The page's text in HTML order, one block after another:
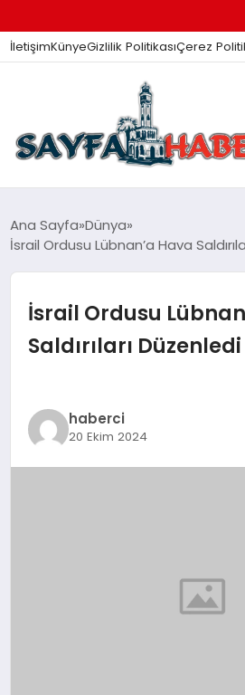
İletişimKünyeGizlilik PolitikasıÇerez
ANA SAYFA
İZMIR HABERLERI
EĞITIM
Ana Sayfa Dünya
İsrail Ordusu Lübnan’a Hava
İsrail Ordusu
Saldırıları Düzenledi
haberci
20 Ekim 2024